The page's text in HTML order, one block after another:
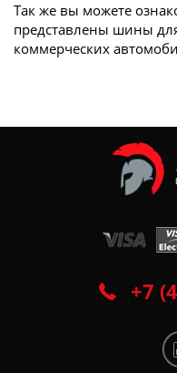
Так же вы можете
представлены шины
коммерческих
+7